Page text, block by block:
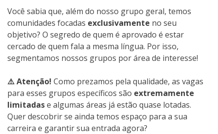
Você sabia que, além do nosso grupo geral, temos
comunidades focadas exclusivamente no seu
objetivo? O segredo de quem é aprovado é estar
cercado de quem fala a mesma língua. Por isso,
segmentamos nossos grupos por área de interesse!
⚠️ Atenção! Como prezamos pela qualidade, as vagas
para esses grupos específicos são extremamente
limitadase algumas áreas já estão quase lotadas.
Quer descobrir se ainda temos espaço para a sua
carreira e garantir sua entrada agora?